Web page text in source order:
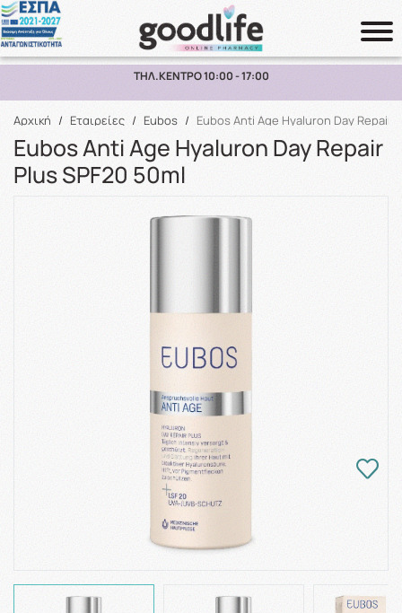
Αναζήτηση
ΠΑΡΑΛΑΒΗ ΑΠΟ ΤΟ ΚΑΤΑΣΤΗΜΑ ΑΝΩ ΤΩΝ 10€
Αρχική / Εταιρείες / Eubos / Eubos Anti Age Hyaluron Day Repair
Eubos Anti Age Hyaluron Day Repair
Plus SPF20 50ml